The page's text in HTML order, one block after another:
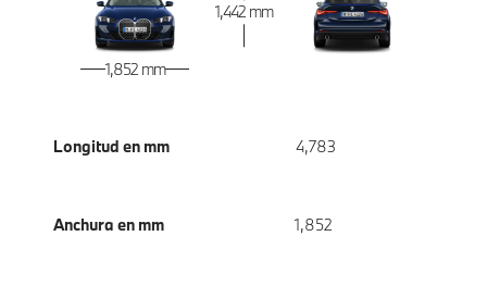
1,852 mm
1,442 mm
Longitud en mm 4,783
Anchura en mm 1,852